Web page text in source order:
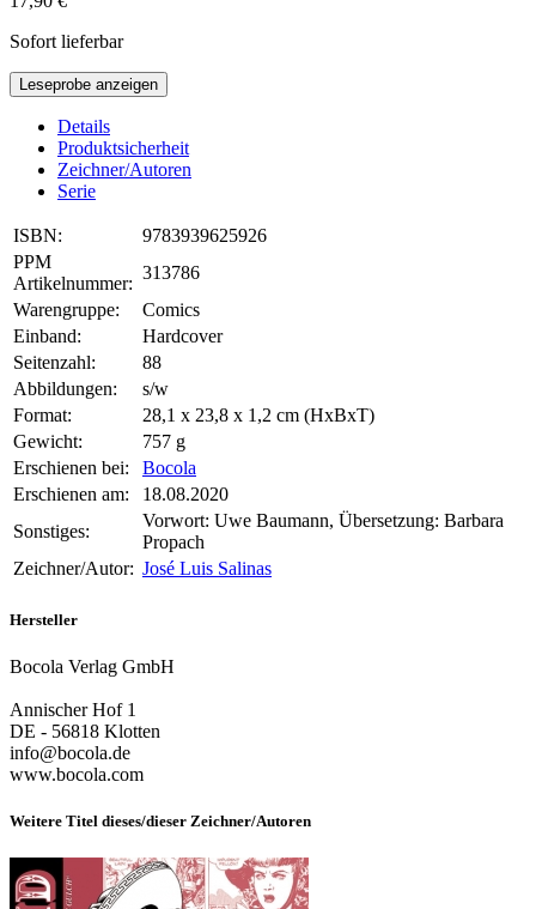
Sofort lieferbar
Leseprobe anzeigen
Details
Produktsicherheit
Zeichner/Autoren
Serie
ISBN:
9783939625926
PPM
Artikelnummer:
313786
Warengruppe:
Comics
Einband:
Hardcover
Seitenzahl:
88
Abbildungen:
s/w
Format:
28,1 x 23,8 x 1,2 cm (HxBxT)
Gewicht:
757 g
Erschienen bei:
Bocola
Erschienen am:
18.08.2020
Sonstiges:
Vorwort: Uwe Baumann, Übersetzung: Barbara
Propach
Zeichner/Autor: José Luis Salinas
Hersteller
Bocola Verlag GmbH
Annischer Hof 1
DE - 56818 Klotten
info@bocola.de
www.bocola.com
Weitere Titel dieses/dieser Zeichner/Autoren